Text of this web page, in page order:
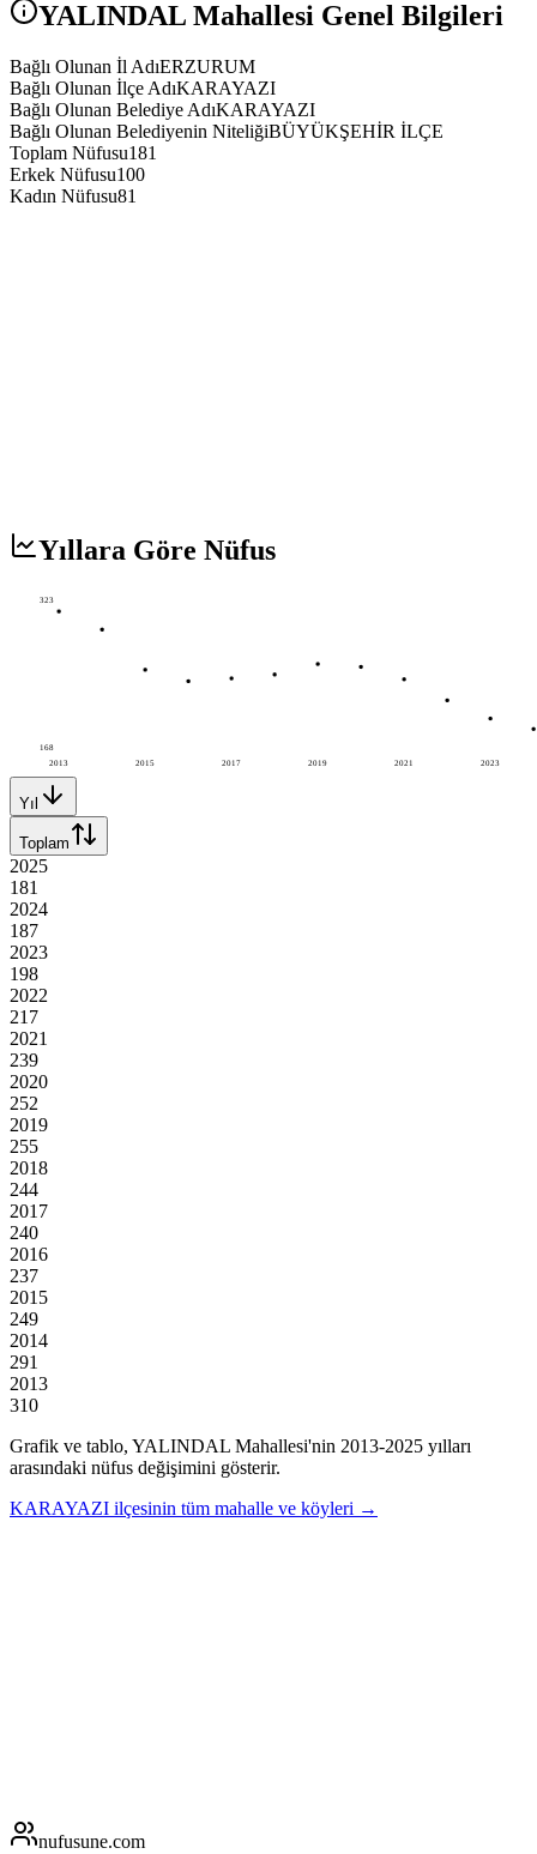
YALINDAL Mahallesi Genel Bilgileri
Bağlı Olunan İl AdıERZURUM
Bağlı Olunan İlçe AdıKARAYAZI
Bağlı Olunan Belediye AdıKARAYAZI
Bağlı Olunan Belediyenin NiteliğiBÜYÜKŞEHİR İLÇE
Toplam Nüfusu181
Erkek Nüfusu100
Kadın Nüfusu81
Yıllara Göre Nüfus
2013 2015 2017 2019 2021 2023
323
168
Yıl
Toplam
2025
181
2024
187
2023
198
2022
217
2021
239
2020
252
2019
255
2018
244
2017
240
2016
237
2015
249
2014
291
2013
310
Grafik ve tablo, YALINDAL Mahallesi'nin 2013-2025 yılları
arasındaki nüfus değişimini gösterir.
KARAYAZI ilçesinin tüm mahalle ve köyleri →
nufusune.com